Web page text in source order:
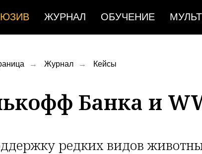
ЖУРНАЛ ОБУЧЕНИЕ
→ Журнал → Кейсы
Банка и
редких видов